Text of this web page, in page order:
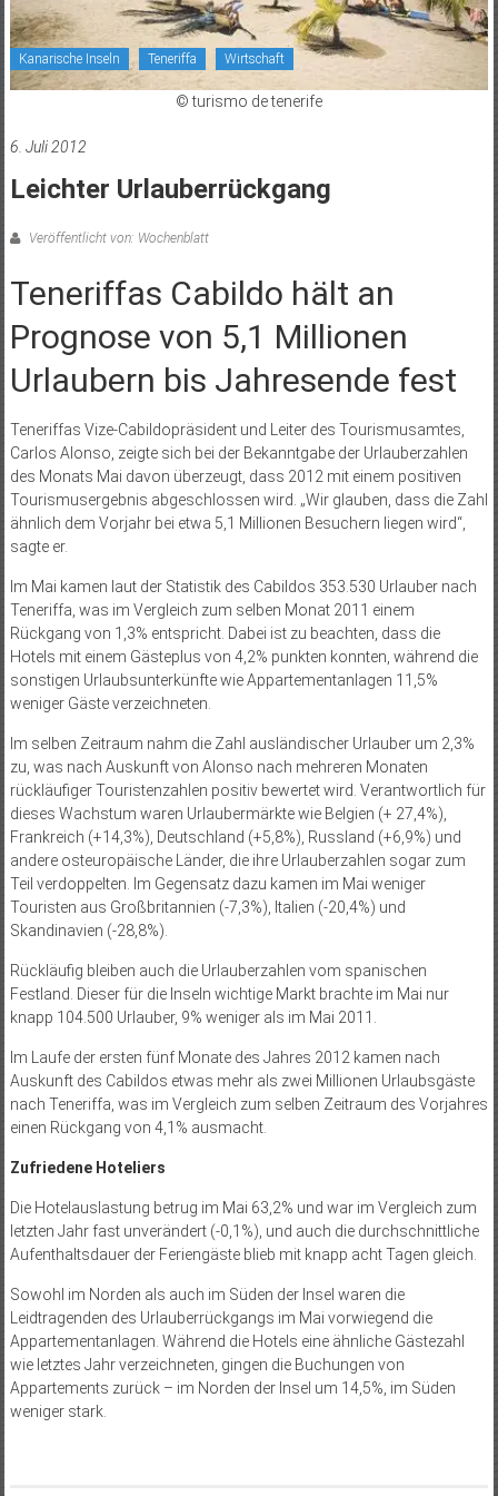
Kanarische Inseln Teneriffa Wirtschaft
© turismo de tenerife
6. Juli 2012
Leichter Urlauberrückgang
Veröffentlicht von: Wochenblatt
Teneriffas Cabildo hält an
Prognose von 5,1 Millionen
Urlaubern bis Jahresende fest
Teneriffas Vize-Cabildopräsident und Leiter des Tourismusamtes,
Carlos Alonso, zeigte sich bei der Bekanntgabe der Urlauberzahlen
des Monats Mai davon überzeugt, dass 2012 mit einem positiven
Tourismusergebnis abgeschlossen wird. „Wir glauben, dass die Zahl
ähnlich dem Vorjahr bei etwa 5,1 Millionen Besuchern liegen wird“,
sagte er.
Im Mai kamen laut der Statistik des Cabildos 353.530 Urlauber nach
Teneriffa, was im Vergleich zum selben Monat 2011 einem
Rückgang von 1,3% entspricht. Dabei ist zu beachten, dass die
Hotels mit einem Gästeplus von 4,2% punkten konnten, während die
sonstigen Urlaubsunterkünfte wie Appartementanlagen 11,5%
weniger Gäste verzeichneten.
Im selben Zeitraum nahm die Zahl ausländischer Urlauber um 2,3%
zu, was nach Auskunft von Alonso nach mehreren Monaten
rückläufiger Touristenzahlen positiv bewertet wird. Verantwortlich für
dieses Wachstum waren Urlaubermärkte wie Belgien (+ 27,4%),
Frankreich (+14,3%), Deutschland (+5,8%), Russland (+6,9%) und
andere osteuropäische Länder, die ihre Urlauberzahlen sogar zum
Teil verdoppelten. Im Gegensatz dazu kamen im Mai weniger
Touristen aus Großbritannien (-7,3%), Italien (-20,4%) und
Skandinavien (-28,8%).
Rückläufig bleiben auch die Urlauberzahlen vom spanischen
Festland. Dieser für die Inseln wichtige Markt brachte im Mai nur
knapp 104.500 Urlauber, 9% weniger als im Mai 2011.
Im Laufe der ersten fünf Monate des Jahres 2012 kamen nach
Auskunft des Cabildos etwas mehr als zwei Millionen Urlaubsgäste
nach Teneriffa, was im Vergleich zum selben Zeitraum des Vorjahres
einen Rückgang von 4,1% ausmacht.
Zufriedene Hoteliers
Die Hotelauslastung betrug im Mai 63,2% und war im Vergleich zum
letzten Jahr fast unverändert (-0,1%), und auch die durchschnittliche
Aufenthaltsdauer der Feriengäste blieb mit knapp acht Tagen gleich.
Sowohl im Norden als auch im Süden der Insel waren die
Leidtragenden des Urlauberrückgangs im Mai vorwiegend die
Appartementanlagen. Während die Hotels eine ähnliche Gästezahl
wie letztes Jahr verzeichneten, gingen die Buchungen von
Appartements zurück – im Norden der Insel um 14,5%, im Süden
weniger stark.